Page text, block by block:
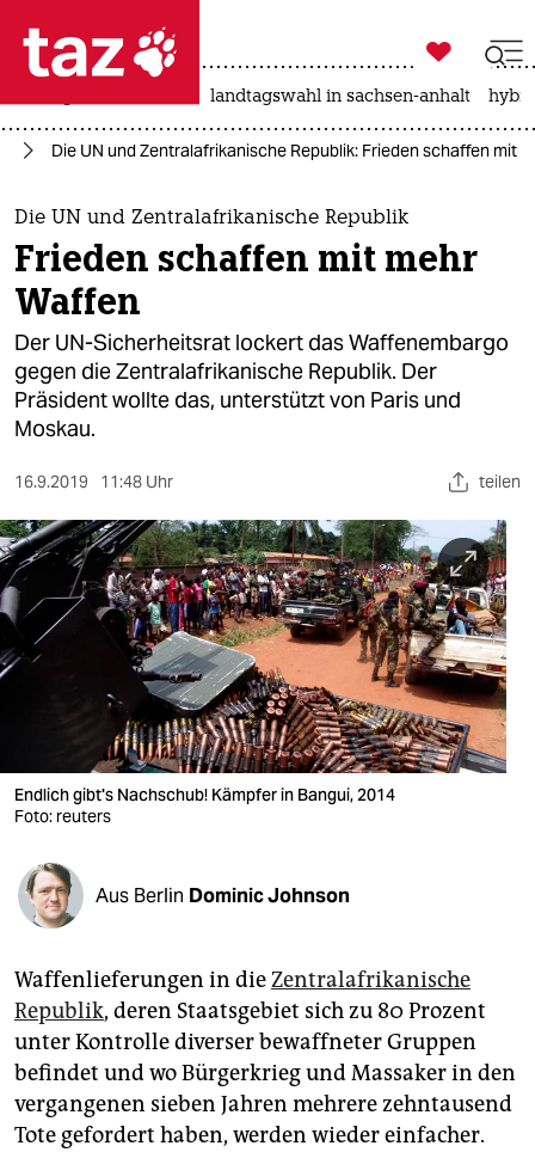
 taz zahl ich
taz zahl ich
themen
politik
öko
gesellschaft
kultur
sport
berlin
nord
wahrheit
veranstaltungen
fragen & hilfe
unterstützen
abo
genossenschaft
epaper login

taz zahl ich
landtagswahl in sachsen-anhalt
Die UN und Zentralafrikanische Republik: Frieden schaffen mit
Die UN und Zentralafrikanische Republik
Frieden schaffen mit mehr
Waffen
Der UN-Sicherheitsrat lockert das Waffenembargo
gegen die Zentralafrikanische Republik. Der
Präsident wollte das, unterstützt von Paris und
Moskau.
16.9.2019 11:48 Uhr teilen
Endlich gibt's Nachschub! Kämpfer in Bangui, 2014
Foto: reuters
Aus Berlin Dominic Johnson
Waffenlieferungen in dieZentralafrikanische
Republik, deren Staatsgebiet sich zu 80 Prozent
unter Kontrolle diverser bewaffneter Gruppen
befindet und wo Bürgerkrieg und Massaker in den
vergangenen sieben Jahren mehrere zehntausend
Tote gefordert haben, werden wieder einfacher.